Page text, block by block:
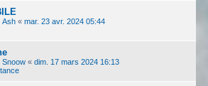
Ash « mar. 23 avr. 2024 05:44
Snoow « dim. 17 mars 2024 16:13